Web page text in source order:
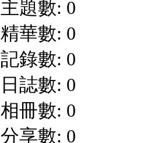
主題數: 0
精華數: 0
記錄數: 0
日誌數: 0
相冊數: 0
分享數: 0